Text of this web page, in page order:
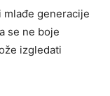
mlađe generacije
se ne boje
izgledati